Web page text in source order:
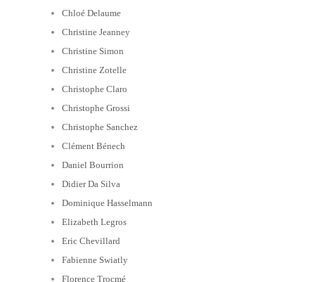
Chloé Delaume
Christine Jeanney
Christine Simon
Christine Zotelle
Christophe Claro
Christophe Grossi
Christophe Sanchez
Clément Bénech
Daniel Bourrion
Didier Da Silva
Dominique Hasselmann
Elizabeth Legros
Eric Chevillard
Fabienne Swiatly
Florence Trocmé